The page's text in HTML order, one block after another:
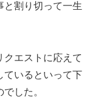
と割り切って一生
クエストに応えて
ているといって下
した。